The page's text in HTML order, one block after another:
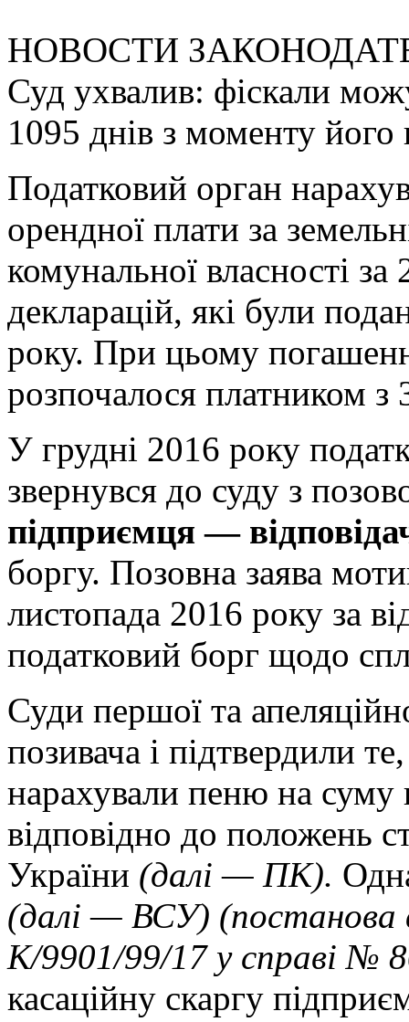
НОВОСТИ
Суд ухвалив: фіскали
1095 днів з моменту
Податковий орган
орендної плати за
комунальної власності
декларацій, які були
року. При цьому
розпочалося платником
У грудні 2016 року
звернувся до суду з
підприємця —
боргу. Позовна заява
листопада 2016 року за
податковий борг щодо
Суди першої та
позивача і підтвердили
нарахували пеню на суму
відповідно до положень
України (далі — ПК).
(далі — ВСУ) (постанова
К/9901/99/17 у справі №
касаційну скаргу